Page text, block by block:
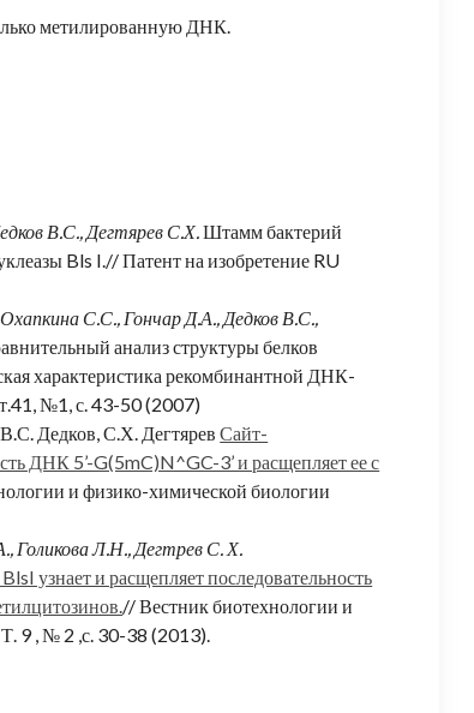
метилированную ДНК.
В.С., Дегтярев С.Х.Штамм бактерий
Bls I.// Патент на изобретение RU
С.С., Гончар Д.А., Дедков В.С.,
анализ структуры белков
характеристика рекомбинантной ДНК-
№1, с. 43-50 (2007)
Дедков, С.Х. ДегтяревСайт-
ДНК 5’-G(5mC)N^GC-3’ и расщепляет ее с
и физико-химической биологии
Голикова Л.Н., Дегтрев С. Х.
узнает и расщепляет последовательность
// Вестник биотехнологии и
9 , № 2 ,с. 30-38 (2013).